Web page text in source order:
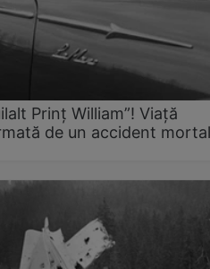
Prinț William”! Viață
de un accident mortal